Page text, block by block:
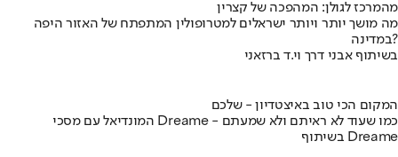
מהמרכז לגולן: המהפכה של קצרין
מה מושך יותר ויותר ישראלים למטרופולין המתפתח של האזור היפה
במדינה?
בשיתוף אבני דרך וי.ד ברזאני
המקום הכי טוב באיצטדיון - שלכם
המונדיאל עם מסכי Dreame - כמו שעוד לא ראיתם ולא שמעתם
בשיתוף Dreame